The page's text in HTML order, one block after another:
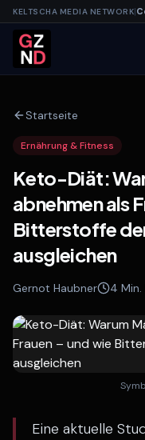
KELTSCHA MEDIA NETWORK|
Startseite
Ernährung & Fitness
Keto-Diät:
abnehmen als
Bitterstoffe
ausgleichen
Gernot Haubner 4 Min.
Eine aktuelle